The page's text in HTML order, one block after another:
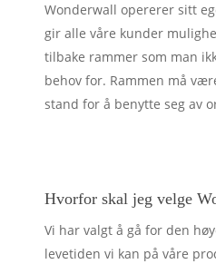
Wonderwall opererer sitt
gir alle våre kunder
tilbake rammer som man
behov for. Rammen må
stand for å benytte seg av
Hvorfor skal jeg velge
Vi har valgt å gå for den
levetiden vi kan på våre